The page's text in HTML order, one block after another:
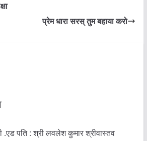
प्रेम धारा सरस् तुम बहाया करो
.एड पति : श्री लवलेश कुमार श्रीवास्तव